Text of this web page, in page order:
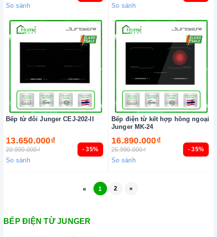
So sánh So sánh
- 35%
Bếp từ đôi Junger CEJ-202-II
13.650.000₫
20.990.000₫
So sánh
- 35%
Bếp điện từ kết hợp hồng ngoại
Junger MK-24
16.890.000₫
25.990.000₫
So sánh
« 1 2 »
BẾP ĐIỆN TỪ JUNGER